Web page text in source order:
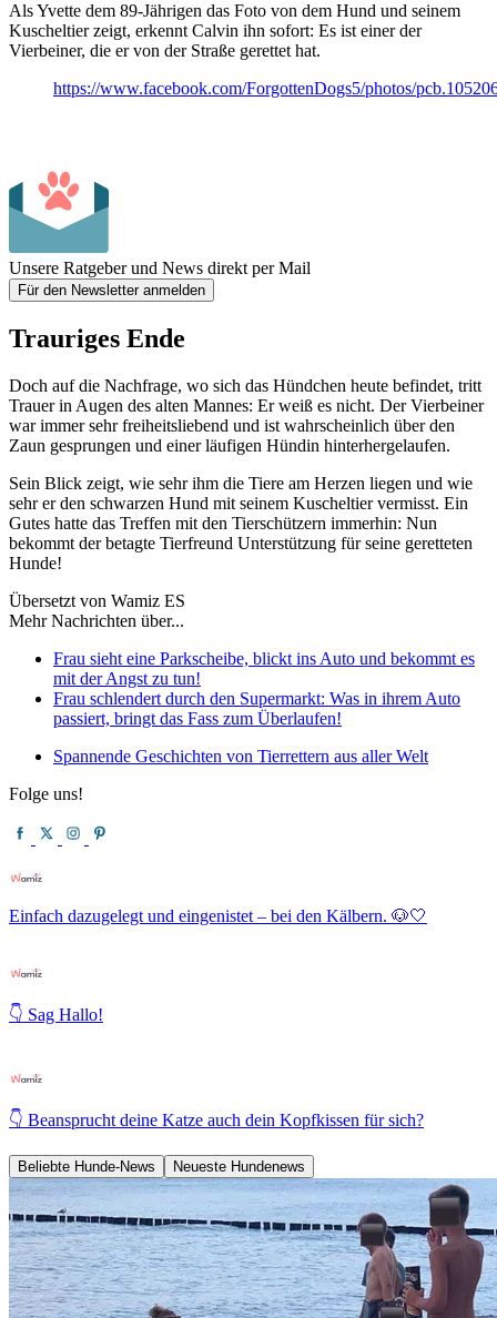
Als Yvette dem 89-Jährigen das Foto von dem Hund und seinem
Kuscheltier zeigt, erkennt Calvin ihn sofort: Es ist einer der
Vierbeiner, die er von der Straße gerettet hat.
https://www.facebook.com/ForgottenDogs5/photos/
Unsere Ratgeber und News direkt per Mail
Für den Newsletter anmelden
Trauriges Ende
Doch auf die Nachfrage, wo sich das Hündchen heute befindet, tritt
Trauer in Augen des alten Mannes: Er weiß es nicht. Der Vierbeiner
war immer sehr freiheitsliebend und ist wahrscheinlich über den
Zaun gesprungen und einer läufigen Hündin hinterhergelaufen.
Sein Blick zeigt, wie sehr ihm die Tiere am Herzen liegen und wie
sehr er den schwarzen Hund mit seinem Kuscheltier vermisst. Ein
Gutes hatte das Treffen mit den Tierschützern immerhin: Nun
bekommt der betagte Tierfreund Unterstützung für seine geretteten
Hunde!
Übersetzt von Wamiz ES
Mehr Nachrichten über...
Frau sieht eine Parkscheibe, blickt ins Auto und bekommt es
mit der Angst zu tun!
Frau schlendert durch den Supermarkt: Was in ihrem Auto
passiert, bringt das Fass zum Überlaufen!
Spannende Geschichten von Tierrettern aus aller Welt
Folge uns!
Einfach dazugelegt und eingenistet – bei den Kälbern. 🐶🤍
👇 Sag Hallo!
👇 Beansprucht deine Katze auch dein Kopfkissen für sich?
Beliebte Hunde-News Neueste Hundenews